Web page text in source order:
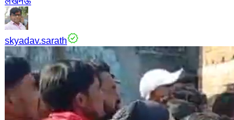
skyadav.sarath